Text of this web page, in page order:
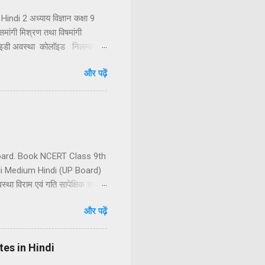
2 अध्याय विज्ञान कक्षा 9
मिश्रण तथा विषमांगी
अवस्था कोलॉइड निलम्बन
या दो से अधिक अवयवी पदार...
और पढ़ें
Book NCERT Class 9th
Medium Hindi (UP Board)
विराम एवं गति सापेक्षिक शब्द हैं
चाल के प्रकार एकसमान चाल
वेग (2) असमान वेग असमान
और पढ़ें
in Hindi